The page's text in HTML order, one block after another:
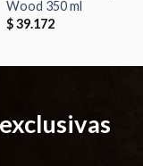
Wood 350 ml
$39.172